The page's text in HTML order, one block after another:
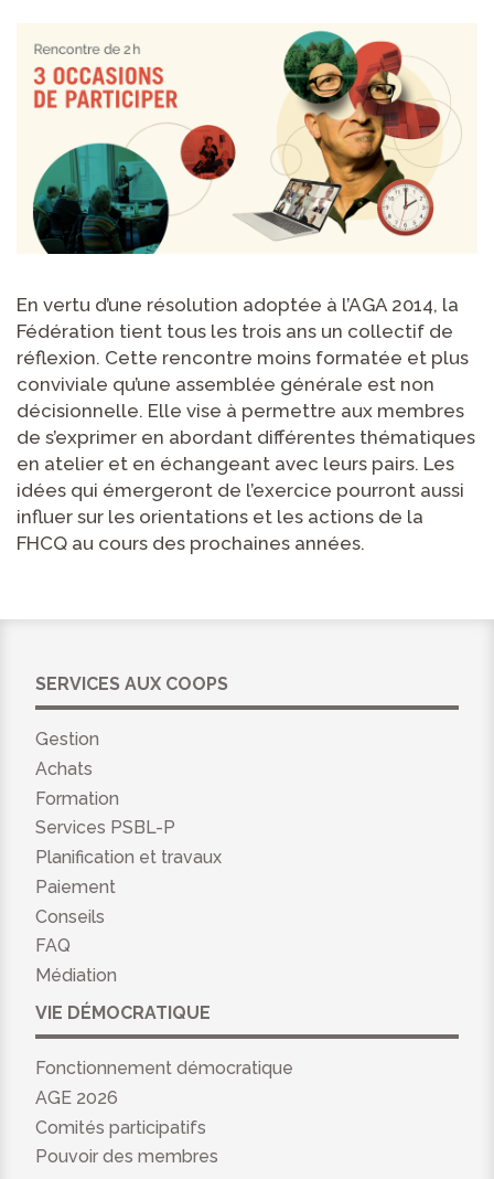
En vertu d’une résolution adoptée à l’AGA 2014, la
Fédération tient tous les trois ans un collectif de
réflexion. Cette rencontre moins formatée et plus
conviviale qu’une assemblée générale est non
décisionnelle. Elle vise à permettre aux membres
de s’exprimer en abordant différentes thématiques
en atelier et en échangeant avec leurs pairs. Les
idées qui émergeront de l’exercice pourront aussi
influer sur les orientations et les actions de la
FHCQ au cours des prochaines années.
SERVICES AUX COOPS
Gestion
Achats
Formation
Services PSBL-P
Planification et travaux
Paiement
Conseils
FAQ
Médiation
VIE DÉMOCRATIQUE
Fonctionnement démocratique
AGE 2026
Comités participatifs
Pouvoir des membres